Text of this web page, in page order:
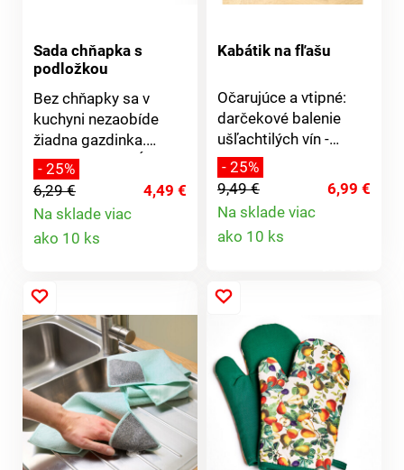
chňapka + podložka
zavesenie Výber z
100% bavlna
Sada chňapka s
podložkou
Bez chňapky sa v
kuchyni nezaobíde
žiadna gazdinka.
Chňapka v predĺženej
dĺžke ochráni zápästie
a uľahčí tak
manipuláciu s horúcou
nádobou. Súprava
praktickú podložku
pod horúce hrnce
alebo pekáče.
Materiál: 100% bavlna.
Rozmery: 32 x 15 cm
+ 20 x 20 cm.Sadu
môžete zladiť s
kuchynskou zásterou
a utierkou rovnakého
- 25%
6,29 €
4,49 €
Na sklade viac
ako 10 ks
Kabátik na fľašu
Očarujúce a vtipné:
darčekové balenie
ušľachtilých vín -
ideálne pre každú
príležitosť!
- 25%
9,49 €
6,99 €
Na sklade viac
ako 10 ks